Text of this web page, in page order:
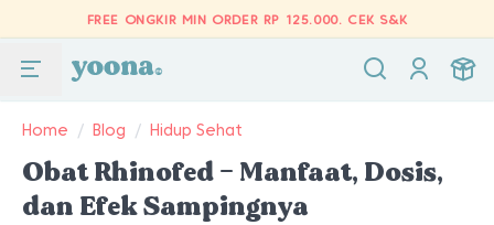
FREE ONGKIR MIN ORDER RP 125.000. CEK S&K
Home / Blog / Hidup Sehat
Obat Rhinofed – Manfaat, Dosis,
dan Efek Sampingnya